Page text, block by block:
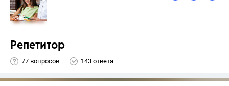
Репетитор
77 вопросов 143 ответа